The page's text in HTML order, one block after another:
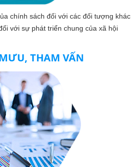
chính sách đối với các đối tượng khác
với sự phát triển chung của xã hội
THAM VẤN